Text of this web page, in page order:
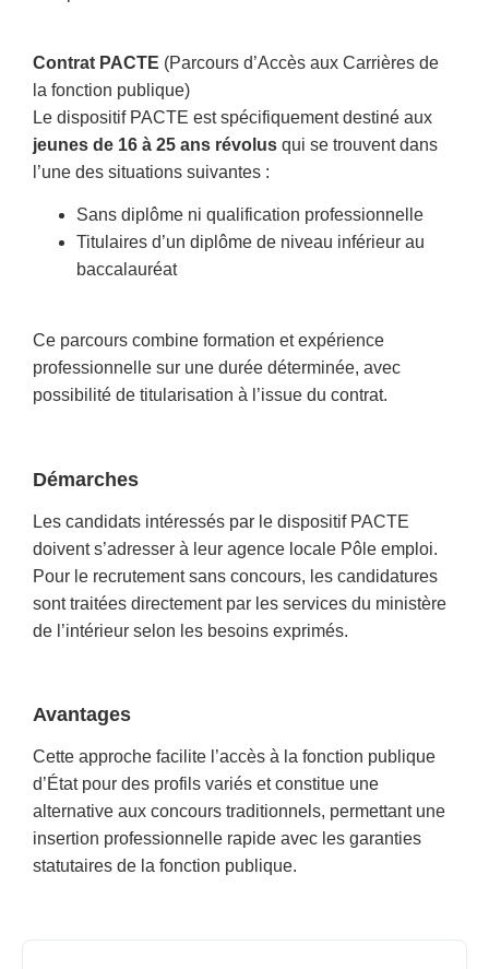
Contrat PACTE (Parcours d’Accès aux Carrières de
la fonction publique)
Le dispositif PACTE est spécifiquement destiné aux
jeunes de 16 à 25 ans révolus qui se trouvent dans
l’une des situations suivantes :
Sans diplôme ni qualification professionnelle
Titulaires d’un diplôme de niveau inférieur au
baccalauréat
Ce parcours combine formation et expérience
professionnelle sur une durée déterminée, avec
possibilité de titularisation à l’issue du contrat.
Démarches
Les candidats intéressés par le dispositif PACTE
doivent s’adresser à leur agence locale Pôle emploi.
Pour le recrutement sans concours, les candidatures
sont traitées directement par les services du ministère
de l’intérieur selon les besoins exprimés.
Avantages
Cette approche facilite l’accès à la fonction publique
d’État pour des profils variés et constitue une
alternative aux concours traditionnels, permettant une
insertion professionnelle rapide avec les garanties
statutaires de la fonction publique.